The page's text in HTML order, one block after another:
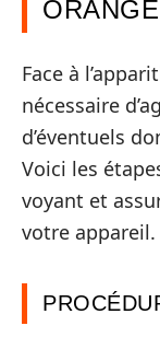
ORANGE
Face à
nécessaire
d’éventuels
Voici les
voyant et
votre appareil.